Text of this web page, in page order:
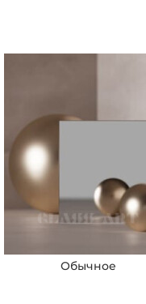
Обычное